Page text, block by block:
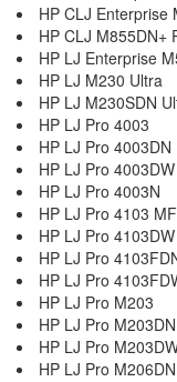
HP CLJ Enterprise
HP CLJ M855DN+
HP LJ Enterprise
HP LJ M230 Ultra
HP LJ M230SDN
HP LJ Pro 4003
HP LJ Pro 4003DN
HP LJ Pro 4003DW
HP LJ Pro 4003N
HP LJ Pro 4103
HP LJ Pro
HP LJ Pro
HP LJ Pro
HP LJ Pro M203
HP LJ Pro M203DN
HP LJ Pro
HP LJ Pro M206DN